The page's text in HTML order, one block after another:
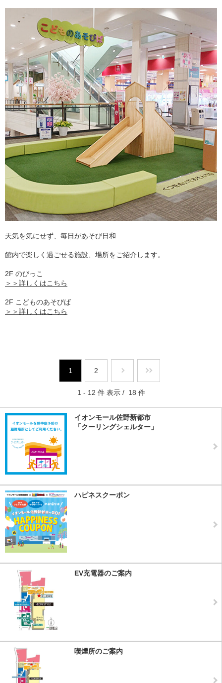
天気を気にせず、毎日があそび日和
館内で楽しく過ごせる施設、場所をご紹介します。
2F のびっこ
＞＞詳しくはこちら
2F こどものあそびば
＞＞詳しくはこちら
1 2
1 - 12 件 表示 / 18 件
イオンモール佐野新都市
「クーリングシェルター」
ハピネスクーポン
EV充電器のご案内
喫煙所のご案内